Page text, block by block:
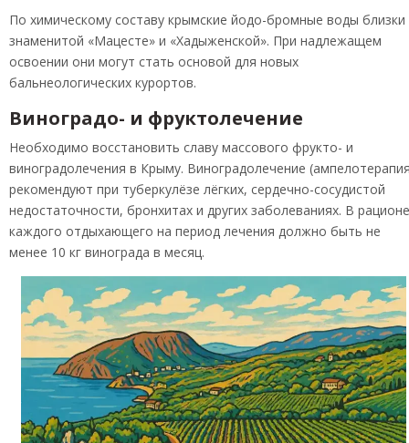
По химическому составу крымские йодо-бромные воды близки
знаменитой «Мацесте» и «Хадыженской». При надлежащем
освоении они могут стать основой для новых
бальнеологических курортов.
Виноградо- и фруктолечение
Необходимо восстановить славу массового фрукто- и
виноградолечения в Крыму. Виноградолечение
рекомендуют при туберкулёзе лёгких, сердечно-сосудистой
недостаточности, бронхитах и других заболеваниях. В рационе
каждого отдыхающего на период лечения должно быть не
менее 10 кг винограда в месяц.